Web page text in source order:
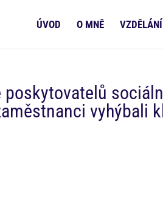
ÚVOD O MNĚ
poskytovatelů
vyhýbali